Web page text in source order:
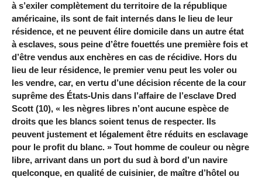
à s’exiler complètement du territoire de la république
américaine, ils sont de fait internés dans le lieu de leur
résidence, et ne peuvent élire domicile dans un autre état
à esclaves, sous peine d’être fouettés une première fois et
d’être vendus aux enchères en cas de récidive. Hors du
lieu de leur résidence, le premier venu peut les voler ou
les vendre, car, en vertu d’une décision récente de la cour
suprême des États-Unis dans l’affaire de l’esclave Dred
Scott (10), « les nègres libres n’ont aucune espèce de
droits que les blancs soient tenus de respecter. Ils
peuvent justement et légalement être réduits en esclavage
pour le profit du blanc. » Tout homme de couleur ou nègre
libre, arrivant dans un port du sud à bord d’un navire
quelconque, en qualité de cuisinier, de maître d’hôtel ou